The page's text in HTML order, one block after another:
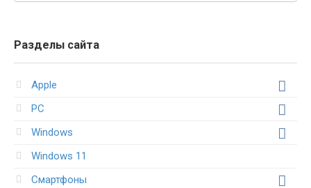
Разделы сайта
Apple
PC
Windows
Windows 11
Смартфоны